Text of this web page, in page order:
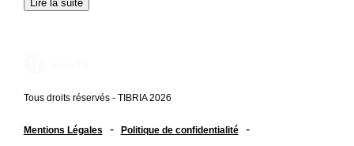
Lire la suite
Tous droits réservés - TIBRIA 2026
Mentions Légales - Politique de confidentialité -